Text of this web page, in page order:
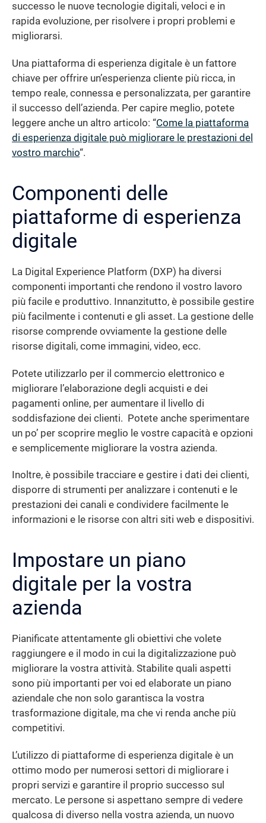
successo le nuove tecnologie digitali, veloci e in
rapida evoluzione, per risolvere i propri problemi e
migliorarsi.
Una piattaforma di esperienza digitale è un fattore
chiave per offrire un’esperienza cliente più ricca, in
tempo reale, connessa e personalizzata, per garantire
il successo dell’azienda. Per capire meglio, potete
leggere anche un altro articolo: “Come la piattaforma
di esperienza digitale può migliorare le prestazioni del
vostro marchio“.
Componenti delle
piattaforme di esperienza
digitale
La Digital Experience Platform (DXP) ha diversi
componenti importanti che rendono il vostro lavoro
più facile e produttivo. Innanzitutto, è possibile gestire
più facilmente i contenuti e gli asset. La gestione delle
risorse comprende ovviamente la gestione delle
risorse digitali, come immagini, video, ecc.
Potete utilizzarlo per il commercio elettronico e
migliorare l’elaborazione degli acquisti e dei
pagamenti online, per aumentare il livello di
soddisfazione dei clienti. Potete anche sperimentare
un po’ per scoprire meglio le vostre capacità e opzioni
e semplicemente migliorare la vostra azienda.
Inoltre, è possibile tracciare e gestire i dati dei clienti,
disporre di strumenti per analizzare i contenuti e le
prestazioni dei canali e condividere facilmente le
informazioni e le risorse con altri siti web e dispositivi.
Impostare un piano
digitale per la vostra
azienda
Pianificate attentamente gli obiettivi che volete
raggiungere e il modo in cui la digitalizzazione può
migliorare la vostra attività. Stabilite quali aspetti
sono più importanti per voi ed elaborate un piano
aziendale che non solo garantisca la vostra
trasformazione digitale, ma che vi renda anche più
competitivi.
L’utilizzo di piattaforme di esperienza digitale è un
ottimo modo per numerosi settori di migliorare i
propri servizi e garantire il proprio successo sul
mercato. Le persone si aspettano sempre di vedere
qualcosa di diverso nella vostra azienda, un nuovo